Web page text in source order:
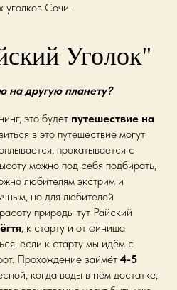
Сочи.
Уголок"
на другую планету?
это будет путешествие на
в это путешествие могут
прокатывается с
можно под себя подбирать,
любителям экстрим и
но для любителей
природы тут Райский
, к старту и от финиша
если к старту мы идём с
Прохождение займёт 4-5
когда воды в нём достатке,